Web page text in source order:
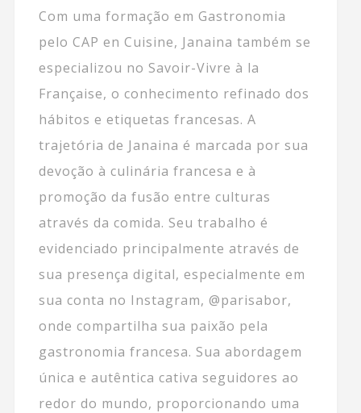
Com uma formação em Gastronomia
pelo CAP en Cuisine, Janaina também se
especializou no Savoir-Vivre à la
Française, o conhecimento refinado dos
hábitos e etiquetas francesas. A
trajetória de Janaina é marcada por sua
devoção à culinária francesa e à
promoção da fusão entre culturas
através da comida. Seu trabalho é
evidenciado principalmente através de
sua presença digital, especialmente em
sua conta no Instagram, @parisabor,
onde compartilha sua paixão pela
gastronomia francesa. Sua abordagem
única e autêntica cativa seguidores ao
redor do mundo, proporcionando uma